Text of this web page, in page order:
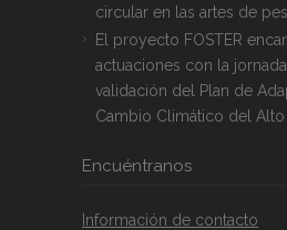
circular en las artes de
El proyecto FOSTER
actuaciones con la
validación del Plan de
Cambio Climático del Alto
Encuéntranos
Información de contacto